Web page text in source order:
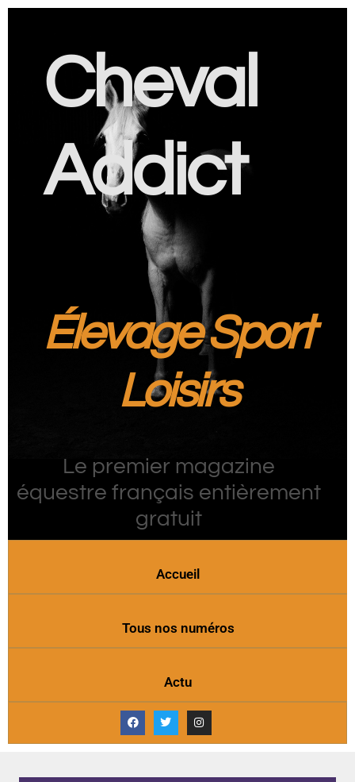
Cheval
Addict
Élevage Sport
Loisirs
Le premier magazine
équestre français entièrement
gratuit
Accueil
Tous nos numéros
Actu